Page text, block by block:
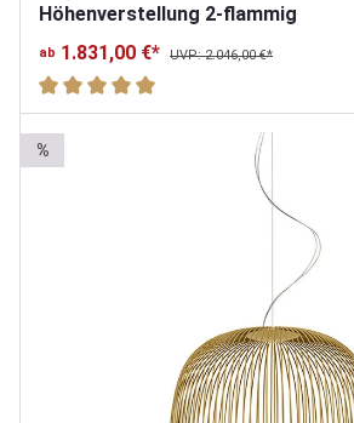
Höhenverstellung 2-flammig
ab 1.831,00 €* UVP: 2.046,00 €*
Durchschnittliche Bewertung von 5
%